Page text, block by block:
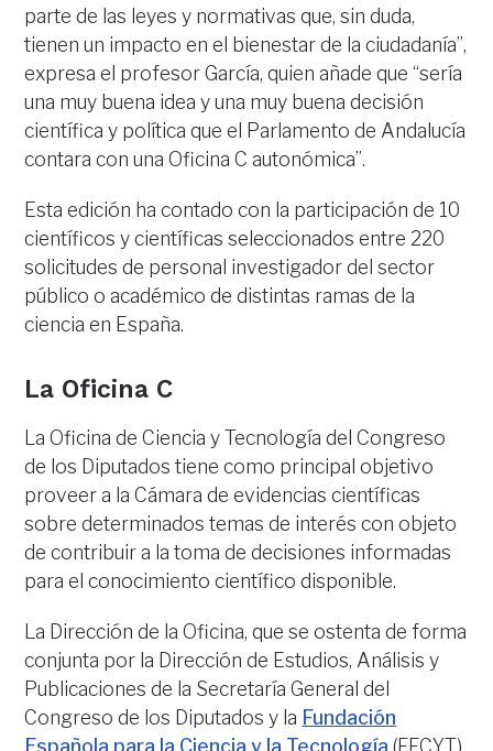
parte de las leyes y normativas que, sin duda,
tienen un impacto en el bienestar de la ciudadanía”,
expresa el profesor García, quien añade que “sería
una muy buena idea y una muy buena decisión
científica y política que el Parlamento de Andalucía
contara con una Oficina C autonómica”.
Esta edición ha contado con la participación de 10
científicos y científicas seleccionados entre 220
solicitudes de personal investigador del sector
público o académico de distintas ramas de la
ciencia en España.
La Oficina C
La Oficina de Ciencia y Tecnología del Congreso
de los Diputados tiene como principal objetivo
proveer a la Cámara de evidencias científicas
sobre determinados temas de interés con objeto
de contribuir a la toma de decisiones informadas
para el conocimiento científico disponible.
La Dirección de la Oficina, que se ostenta de forma
conjunta por la Dirección de Estudios, Análisis y
Publicaciones de la Secretaría General del
Congreso de los Diputados y la Fundación
Española para la Ciencia y la Tecnología (FECYT),